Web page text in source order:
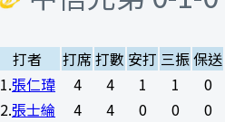
打者 打席打數 安打 三振保送
1.張仁瑋 4 4 1 1 0
2.張士綸 4 4 0 0 0